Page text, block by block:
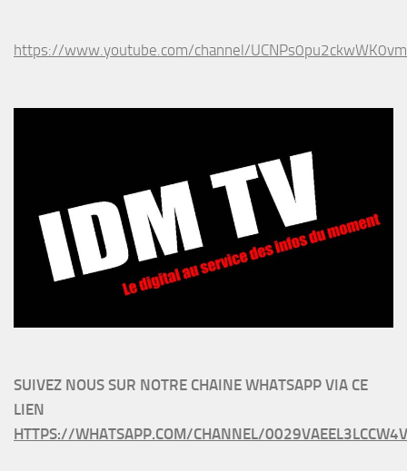
https://www.youtube.com/channel/
SUIVEZ NOUS SUR NOTRE CHAINE WHATSAPP VIA CE
LIEN
HTTPS://WHATSAPP.COM/CHANNEL/